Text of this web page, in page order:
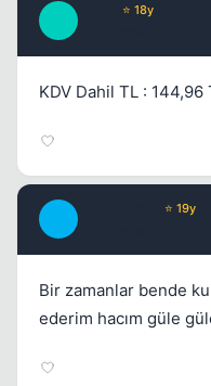
⭐ 18y
KDV Dahil TL : 144,96
⭐ 19y
Bir zamanlar bende
ederim hacım güle